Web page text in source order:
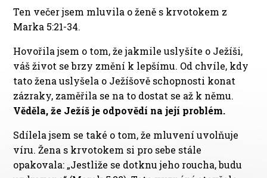
Ten večer jsem mluvila o ženě s krvotokem z
Marka 5:21-34.
Hovořila jsem o tom, že jakmile uslyšíte o Ježíši,
váš život se brzy změní k lepšímu. Od chvíle, kdy
tato žena uslyšela o Ježíšově schopnosti konat
zázraky, zaměřila se na to dostat se až k němu.
Věděla, že Ježíš je odpovědí na její problém.
Sdílela jsem se také o tom, že mluvení uvolňuje
víru. Žena s krvotokem si pro sebe stále
opakovala: „Jestliže se dotknu jeho roucha, budu